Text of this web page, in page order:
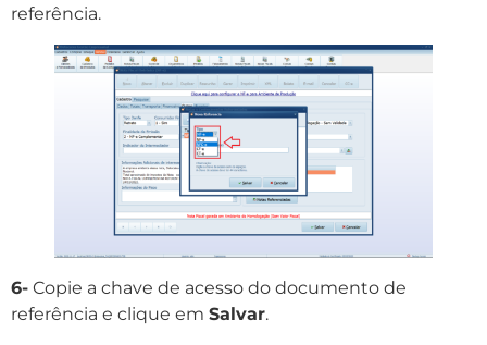
referência.
6- Copie a chave de acesso do documento de
referência e clique em Salvar.